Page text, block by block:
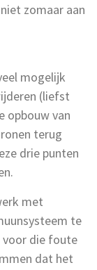
zomaar aan
mogelijk
(liefst
opbouw van
terug
drie punten
met
te
voor die foute
dat het